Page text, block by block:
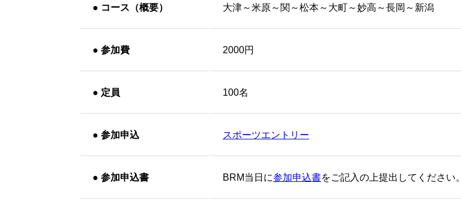
● コース（概要） 大津～米原～関～松本～大町～妙高～長岡～新潟
● 参加費 2000円
● 定員 100名
● 参加申込 スポーツエントリー
● 参加申込書 BRM当日に参加申込書をご記入の上提出してください。